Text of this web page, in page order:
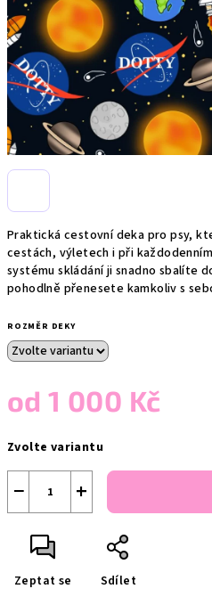
Praktická cestovní deka pro psy,
cestách, výletech i při
systému skládání ji snadno sbalíte
pohodlně přenesete kamkoliv s
ROZMĚR DEKY
od1 000 Kč
cena:
Zvolte variantu
+
−
Zeptat se Sdílet